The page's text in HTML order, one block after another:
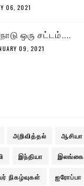
06, 2021
ஒரு சட்டம்....
09, 2021
அறிவித்தல் ஆசியா
இந்தியா இலங்கை
நிகழ்வுகள் ஐரோப்பா